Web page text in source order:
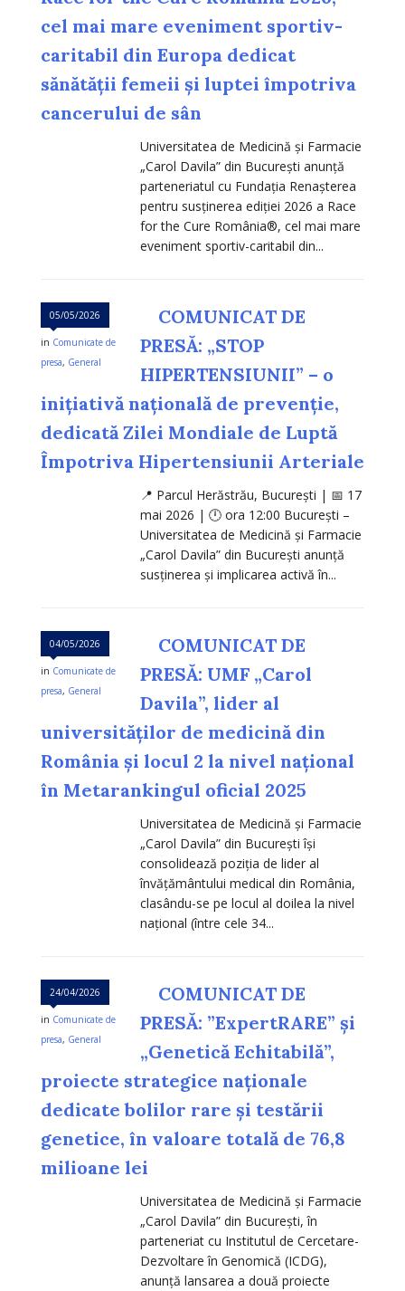
cel mai mare eveniment sportiv-
caritabil din Europa dedicat
sănătății femeii și luptei împotriva
cancerului de sân
Universitatea de Medicină și Farmacie
„Carol Davila” din București anunță
parteneriatul cu Fundația Renașterea
pentru susținerea ediției 2026 a Race
for the Cure România®, cel mai mare
eveniment sportiv-caritabil din...
05/05/2026
in Comunicate de
presa, General
COMUNICAT DE
PRESĂ: „STOP
HIPERTENSIUNII” – o
inițiativă națională de prevenție,
dedicată Zilei Mondiale de Luptă
Împotriva Hipertensiunii Arteriale
📍 Parcul Herăstrău, București | 📅 17
mai 2026 | 🕛 ora 12:00 București –
Universitatea de Medicină și Farmacie
„Carol Davila” din București anunță
susținerea și implicarea activă în...
04/05/2026
in Comunicate de
presa, General
COMUNICAT DE
PRESĂ: UMF „Carol
Davila”, lider al
universităților de medicină din
România și locul 2 la nivel național
în Metarankingul oficial 2025
Universitatea de Medicină și Farmacie
„Carol Davila” din București își
consolidează poziția de lider al
învățământului medical din România,
clasându-se pe locul al doilea la nivel
național (între cele 34...
24/04/2026
in Comunicate de
presa, General
COMUNICAT DE
PRESĂ: ”ExpertRARE” și
„Genetică Echitabilă”,
proiecte strategice naționale
dedicate bolilor rare și testării
genetice, în valoare totală de 76,8
milioane lei
Universitatea de Medicină și Farmacie
„Carol Davila” din București, în
parteneriat cu Institutul de Cercetare-
Dezvoltare în Genomică (ICDG),
anunță lansarea a două proiecte